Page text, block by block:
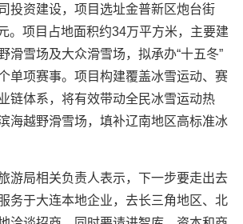
投资建设，项目选址金普新区炮台街
。项目占地面积约34万平方米，主要建
滑雪场及大众滑雪场，拟承办“十五冬”
单项赛事。项目构建覆盖冰雪运动、赛
链体系，将有效带动全民冰雪运动热
海越野滑雪场，填补辽南地区高标准冰
游局相关负责人表示，下一步要走出去
务于大连本地企业，去长三角地区、北